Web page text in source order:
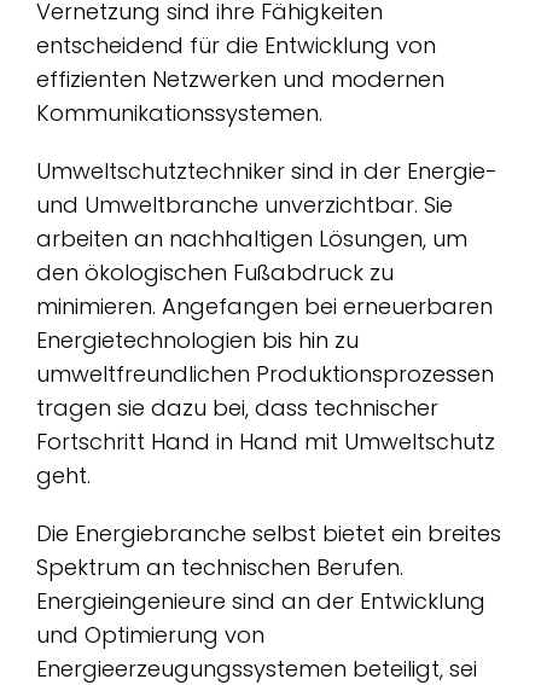
Vernetzung sind ihre Fähigkeiten
entscheidend für die Entwicklung von
effizienten Netzwerken und modernen
Kommunikationssystemen.
Umweltschutztechniker sind in der Energie-
und Umweltbranche unverzichtbar. Sie
arbeiten an nachhaltigen Lösungen, um
den ökologischen Fußabdruck zu
minimieren. Angefangen bei erneuerbaren
Energietechnologien bis hin zu
umweltfreundlichen Produktionsprozessen
tragen sie dazu bei, dass technischer
Fortschritt Hand in Hand mit Umweltschutz
geht.
Die Energiebranche selbst bietet ein breites
Spektrum an technischen Berufen.
Energieingenieure sind an der Entwicklung
und Optimierung von
Energieerzeugungssystemen beteiligt, sei